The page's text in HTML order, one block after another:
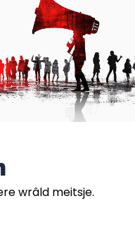
wrâld meitsje.